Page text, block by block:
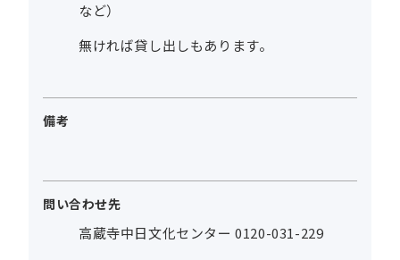
など）
無ければ貸し出しもあります。
備考
問い合わせ先
高蔵寺中日文化センター 0120-031-229